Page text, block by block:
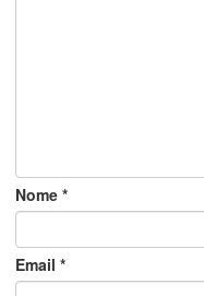
Nome *
Email *